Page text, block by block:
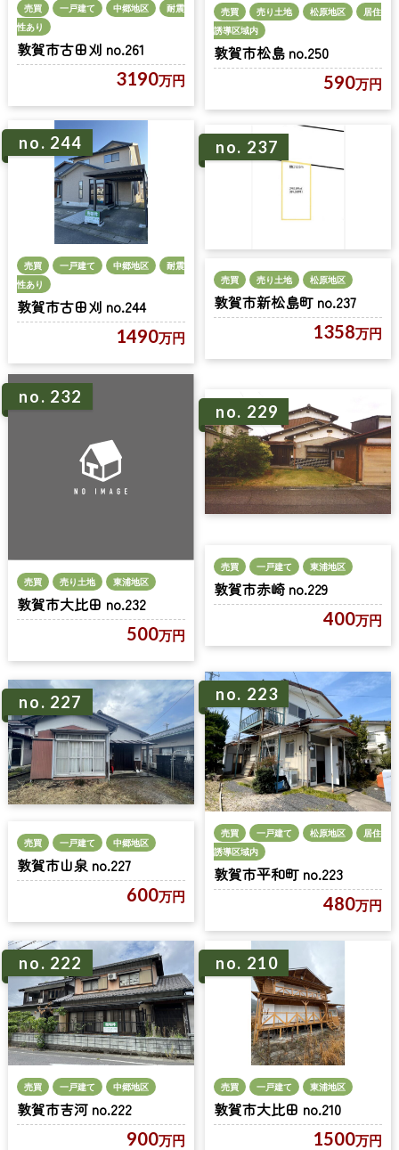
売買 一戸建て 中郷地区
耐震
性あり
敦賀市古田刈 no.261
3190万円
売買 売り土地 松原地区
居住
誘導区域内
敦賀市松島 no.250
590万円
no. 244
売買 一戸建て 中郷地区
耐震
性あり
敦賀市古田刈 no.244
1490万円
no. 237
売買 売り土地 松原地区
敦賀市新松島町 no.237
1358万円
no. 232
売買 売り土地 東浦地区
敦賀市大比田 no.232
500万円
no. 229
売買 一戸建て 東浦地区
敦賀市赤崎 no.229
400万円
no. 227
売買 一戸建て 中郷地区
敦賀市山泉 no.227
600万円
no. 223
売買 一戸建て 松原地区
居住
誘導区域内
敦賀市平和町 no.223
480万円
no. 222
売買 一戸建て 中郷地区
敦賀市吉河 no.222
900万円
no. 210
売買 一戸建て 東浦地区
敦賀市大比田 no.210
1500万円